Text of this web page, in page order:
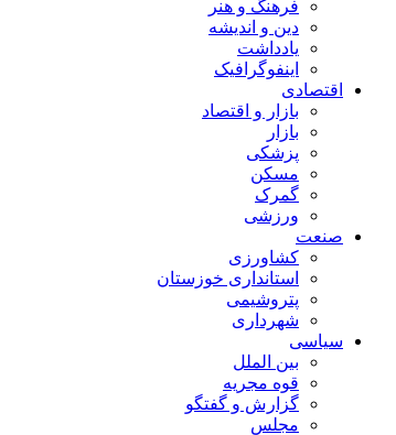
فرهنگ و هنر
دین و اندیشه
یادداشت
اینفوگرافیک
اقتصادی
بازار و اقتصاد
بازار
پزشکی
مسکن
گمرک
ورزشی
صنعت
کشاورزی
استانداری خوزستان
پتروشیمی
شهرداری
سیاسی
بین الملل
قوه مجریه
گزارش و گفتگو
مجلس